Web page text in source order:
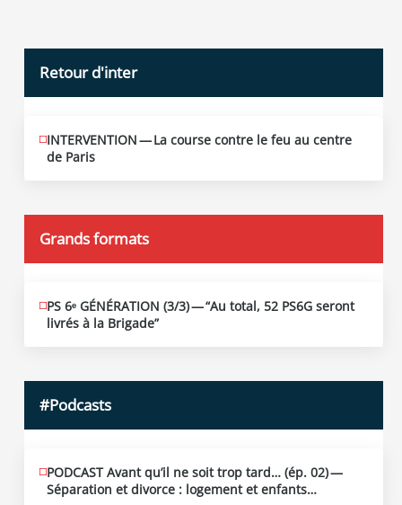
Retour d'inter
JUIN
12
2026
INTERVENTION — La course contre le feu au centre
de Paris
Grands formats
JUIN
19
2026
PS 6ᵉ GÉNÉRATION (3/​3) — “Au total, 52 PS6G seront
livrés à la Brigade”
#Podcasts
MAI
13
2026
PODCAST Avant qu’il ne soit trop tard… (ép. 02) —
Séparation et divorce : logement et enfants…